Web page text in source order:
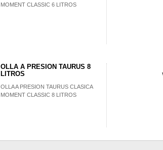
MOMENT CLASSIC 6 LITROS
OLLA A PRESION TAURUS 8
LITROS
OLLA A PRESION TAURUS CLASICA
MOMENT CLASSIC 8 LITROS